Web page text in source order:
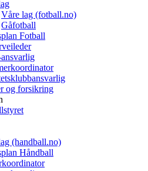
Våre lag (fotball.no)
Gåfotball
Fotball
og forsikring
(handball.no)
Håndball